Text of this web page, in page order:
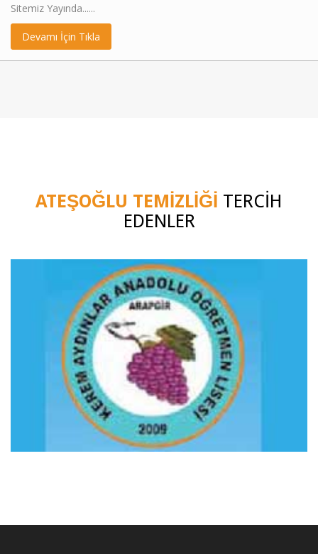
Sitemiz Yayında......
Devamı İçin Tıkla
ATEŞOĞLU TEMİZLİĞİ TERCIH
EDENLER